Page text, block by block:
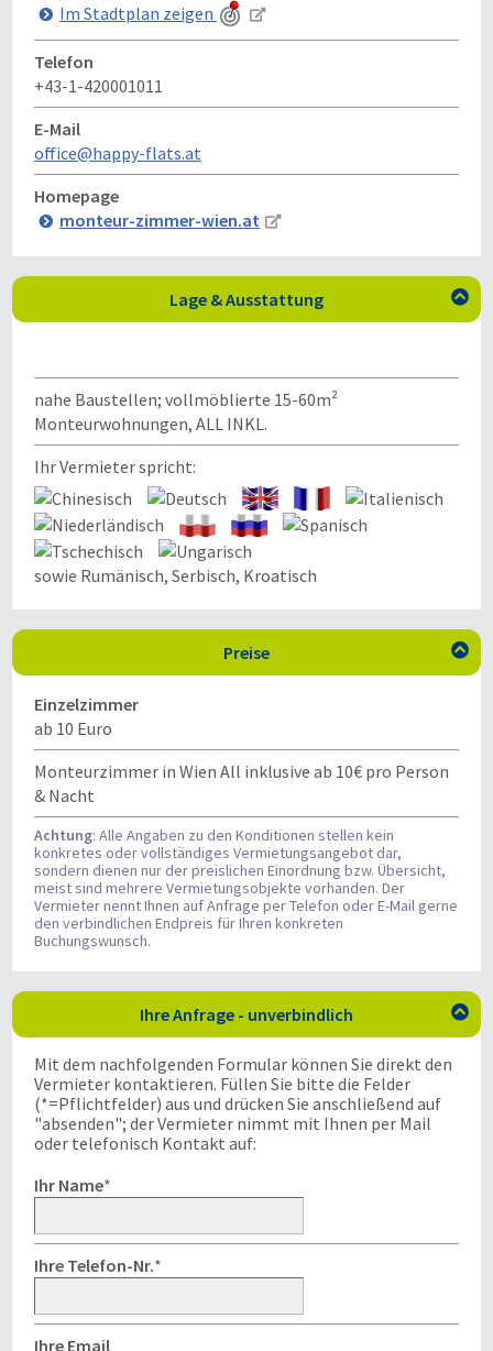
Im Stadtplan zeigen
Telefon
+43-1-420001011
E-Mail
office@happy-flats.at
Homepage
monteur-zimmer-wien.at
Lage & Ausstattung 
nahe Baustellen; vollmöblierte 15-60m²
Monteurwohnungen, ALL INKL.
Ihr Vermieter spricht:
sowie Rumänisch, Serbisch, Kroatisch
Preise 
Einzelzimmer
ab 10 Euro
Monteurzimmer in Wien All inklusive ab 10€ pro Person
& Nacht
Achtung: Alle Angaben zu den Konditionen stellen kein
konkretes oder vollständiges Vermietungsangebot dar,
sondern dienen nur der preislichen Einordnung bzw. Übersicht,
meist sind mehrere Vermietungsobjekte vorhanden. Der
Vermieter nennt Ihnen auf Anfrage per Telefon oder E-Mail gerne
den verbindlichen Endpreis für Ihren konkreten
Buchungswunsch.
Ihre Anfrage - unverbindlich 
Mit dem nachfolgenden Formular können Sie direkt den
Vermieter kontaktieren. Füllen Sie bitte die Felder
(*=Pflichtfelder) aus und drücken Sie anschließend auf
"absenden"; der Vermieter nimmt mit Ihnen per Mail
oder telefonisch Kontakt auf:
Ihr Name*
Ihre Telefon-Nr.*
Ihre Email